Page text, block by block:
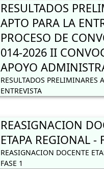
RESULTADOS
APTO PARA LA
PROCESO DE
014-2026 II
APOYO
RESULTADOS PRELIMINARES
ENTREVISTA
REASIGNACION
ETAPA REGIONAL -
REASIGNACION DOCENTE
FASE 1